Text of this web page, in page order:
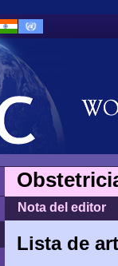
Nota del editor
Lista de